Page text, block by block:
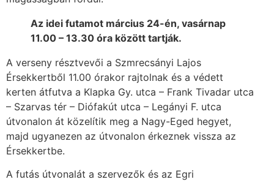
Az idei futamot március 24-én, vasárnap
11.00 – 13.30 óra között tartják.
A verseny résztvevői a Szmrecsányi Lajos
Érsekkertből 11.00 órakor rajtolnak és a védett
kerten átfutva a Klapka Gy. utca – Frank Tivadar utca
– Szarvas tér – Diófakút utca – Legányi F. utca
útvonalon át közelítik meg a Nagy-Eged hegyet,
majd ugyanezen az útvonalon érkeznek vissza az
Érsekkertbe.
A futás útvonalát a szervezők és az Egri